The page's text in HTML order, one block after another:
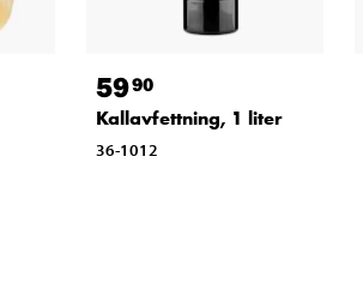
5990
Kallavfettning, 1 liter
36-1012